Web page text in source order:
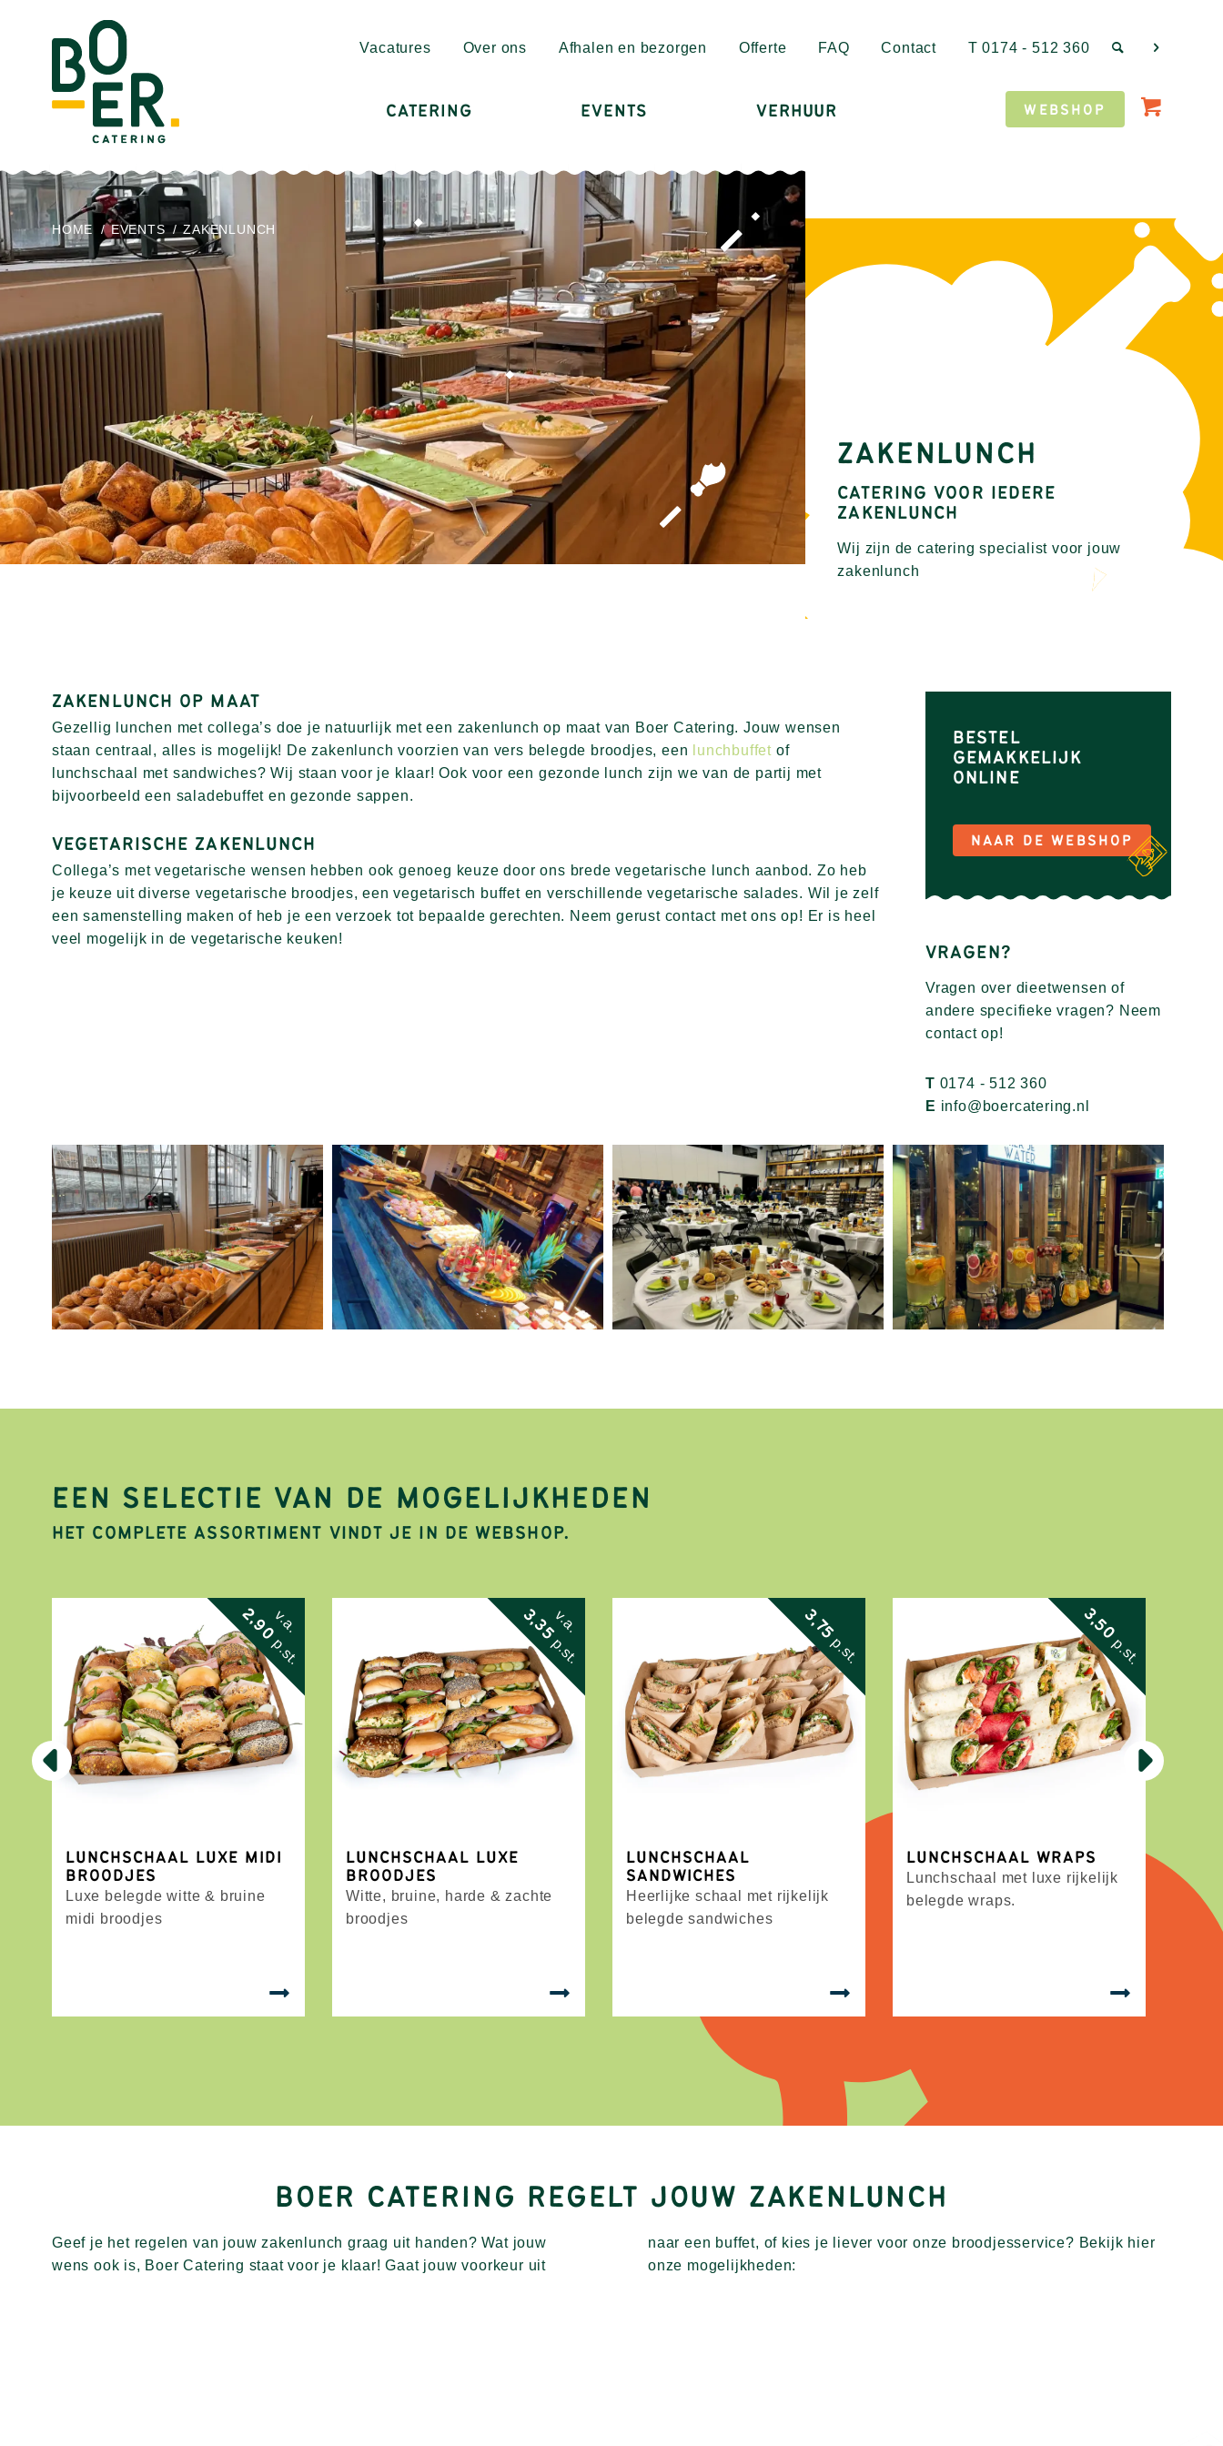
Vacatures Over ons Afhalen en bezorgen Offerte FAQ Contact T 0174 - 512 360
CATERING EVENTS VERHUUR WEBSHOP
HOME / EVENTS / ZAKENLUNCH
ZAKENLUNCH
CATERING VOOR IEDERE
ZAKENLUNCH
Wij zijn de catering specialist voor jouw
zakenlunch
ZAKENLUNCH OP MAAT
Gezellig lunchen met collega’s doe je natuurlijk met een zakenlunch op maat van Boer Catering. Jouw wensen
staan centraal, alles is mogelijk! De zakenlunch voorzien van vers belegde broodjes, een
lunchbuffet of
lunchschaal met sandwiches? Wij staan voor je klaar! Ook voor een gezonde lunch zijn we van de partij met
bijvoorbeeld een saladebuffet en gezonde sappen.
VEGETARISCHE ZAKENLUNCH
Collega’s met vegetarische wensen hebben ook genoeg keuze door ons brede vegetarische lunch aanbod. Zo heb
je keuze uit diverse vegetarische broodjes, een vegetarisch buffet en verschillende vegetarische salades. Wil je zelf
een samenstelling maken of heb je een verzoek tot bepaalde gerechten. Neem gerust contact met ons op! Er is heel
veel mogelijk in de vegetarische keuken!
BESTEL
GEMAKKELIJK
ONLINE
NAAR DE WEBSHOP
VRAGEN?
Vragen over dieetwensen of
andere specifieke vragen? Neem
contact op!
T 0174 - 512 360
E info@boercatering.nl
EEN SELECTIE VAN DE MOGELIJKHEDEN
HET COMPLETE ASSORTIMENT VINDT JE IN DE WEBSHOP.
v.a.
2,90
p.st.
LUNCHSCHAAL LUXE MIDI
BROODJES
Luxe belegde witte & bruine
midi broodjes
v.a.
3,35
p.st.
LUNCHSCHAAL LUXE
BROODJES
Witte, bruine, harde & zachte
broodjes
3,75
p.st.
LUNCHSCHAAL
SANDWICHES
Heerlijke schaal met rijkelijk
belegde sandwiches
3,50
p.st.
LUNCHSCHAAL WRAPS
Lunchschaal met luxe rijkelijk
belegde wraps.
een
BOER CATERING REGELT JOUW ZAKENLUNCH
Geef je het regelen van jouw zakenlunch graag uit handen? Wat jouw
wens ook is, Boer Catering staat voor je klaar! Gaat jouw voorkeur uit
naar een buffet, of kies je liever voor onze broodjesservice? Bekijk hier
onze mogelijkheden: